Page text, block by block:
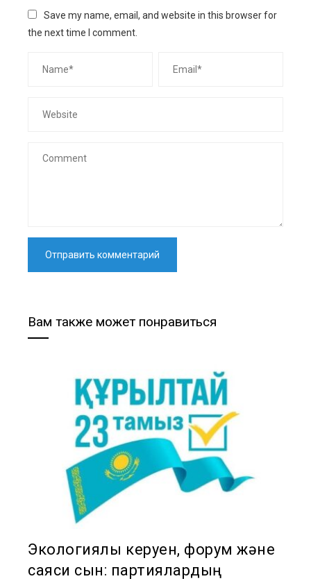
Save my name, email, and website in this browser for
the next time I comment.
Вам также может понравиться
Экологиялық керуен, форум және
саяси сын: партиялардың